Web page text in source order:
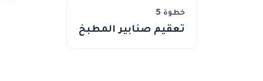
خطوة 5
تعقيم صنابير المطبخ